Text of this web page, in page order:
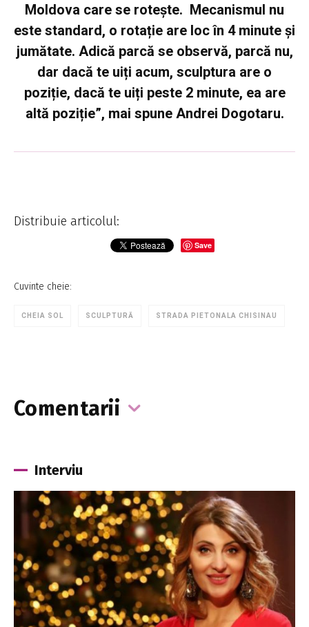
Moldova care se rotește. Mecanismul nu
este standard, o rotație are loc în 4 minute și
jumătate. Adică parcă se observă, parcă nu,
dar dacă te uiți acum, sculptura are o
poziție, dacă te uiți peste 2 minute, ea are
altă poziție”, mai spune Andrei Dogotaru.
Distribuie articolul:
Save
Cuvinte cheie:
CHEIA SOL SCULPTURĂ STRADA PIETONALA CHISINAU
Comentarii
Interviu